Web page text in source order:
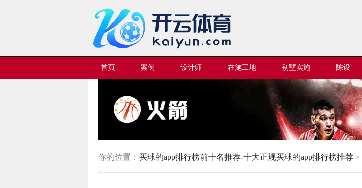
首页 案例 设计师 在施工地 别墅实施 陈设
你的位置： 买球的app排行榜前十名推荐-十大正规买球的app排行榜推荐 >